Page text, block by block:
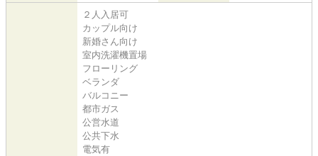
２人入居可
カップル向け
新婚さん向け
室内洗濯機置場
フローリング
ベランダ
バルコニー
都市ガス
公営水道
公共下水
電気有